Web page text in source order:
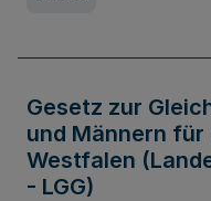
Gesetz zur
und Männern für
Westfalen
- LGG)